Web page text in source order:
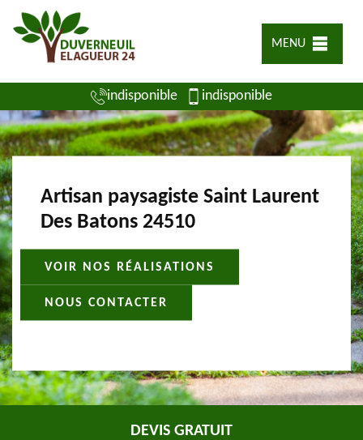
MENU
indisponible indisponible
Artisan paysagiste Saint Laurent
Des Batons 24510
VOIR NOS RÉALISATIONS
NOUS CONTACTER
DEVIS GRATUIT